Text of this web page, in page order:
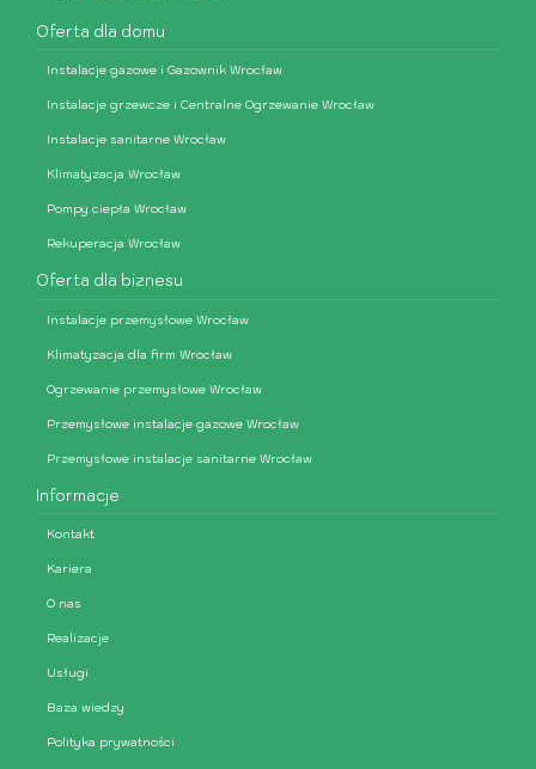
Oferta dla domu
Instalacje gazowe i Gazownik Wrocław
Instalacje grzewcze i Centralne Ogrzewanie Wrocław
Instalacje sanitarne Wrocław
Klimatyzacja Wrocław
Pompy ciepła Wrocław
Rekuperacja Wrocław
Oferta dla biznesu
Instalacje przemysłowe Wrocław
Klimatyzacja dla firm Wrocław
Ogrzewanie przemysłowe Wrocław
Przemysłowe instalacje gazowe Wrocław
Przemysłowe instalacje sanitarne Wrocław
Informacje
Kontakt
Kariera
O nas
Realizacje
Usługi
Baza wiedzy
Polityka prywatności